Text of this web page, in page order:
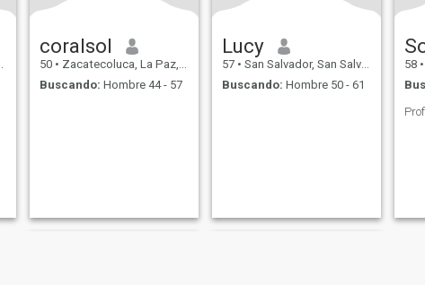
coralsol
50 • Zacatecoluca, La Paz, El Salvador
Buscando: Hombre 44 - 57
Lucy
57 • San Salvador, San Salvador, El Salvador
Buscando: Hombre 50 - 61
58 •